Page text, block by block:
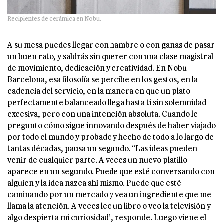
Recipientes de cerámica en Nobu.
A su mesa puedes llegar con hambre o con ganas de pasar
un buen rato, y saldrás sin querer con una clase magistral
de movimiento, dedicación y creatividad. En Nobu
Barcelona, esa filosofía se percibe en los gestos, en la
cadencia del servicio, en la manera en que un plato
perfectamente balanceado llega hasta ti sin solemnidad
excesiva, pero con una intención absoluta. Cuando le
pregunto cómo sigue innovando después de haber viajado
por todo el mundo y probado y hecho de todo a lo largo de
tantas décadas, pausa un segundo. “Las ideas pueden
venir de cualquier parte. A veces un nuevo platillo
aparece en un segundo. Puede que esté conversando con
alguien y la idea nazca ahí mismo. Puede que esté
caminando por un mercado y vea un ingrediente que me
llama la atención. A veces leo un libro o veo la televisión y
algo despierta mi curiosidad”, responde. Luego viene el